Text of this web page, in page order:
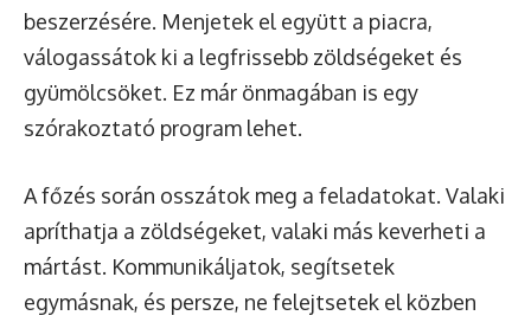
beszerzésére. Menjetek el együtt a piacra,
válogassátok ki a legfrissebb zöldségeket és
gyümölcsöket. Ez már önmagában is egy
szórakoztató program lehet.
A főzés során osszátok meg a feladatokat. Valaki
apríthatja a zöldségeket, valaki más keverheti a
mártást. Kommunikáljatok, segítsetek
egymásnak, és persze, ne felejtsetek el közben